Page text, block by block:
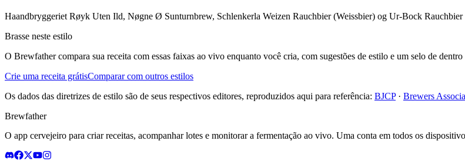
Haandbryggeriet Røyk Uten Ild, Nøgne Ø Sunturnbrew, Schlenkerla Weizen Rauchbier (Weissbier) og Ur-Bock
Brasse neste estilo
O Brewfather compara sua receita com essas faixas ao vivo enquanto você cria, com sugestões de estilo e um selo de
Crie uma receita grátisComparar com outros estilos
Os dados das diretrizes de estilo são de seus respectivos editores, reproduzidos aqui para referência: BJCP· Brewers
Brewfather
O app cervejeiro para criar receitas, acompanhar lotes e monitorar a fermentação ao vivo. Uma conta em todos os